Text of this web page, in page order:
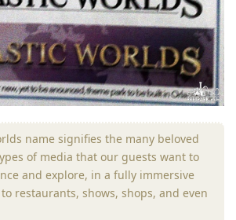
name signifies the many beloved
of media that our guests want to
and explore, in a fully immersive
restaurants, shows, shops, and even